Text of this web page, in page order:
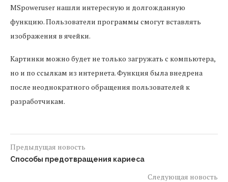
MSpoweruser нашли интересную и долгожданную
функцию. Пользователи программы смогут вставлять
изображения в ячейки.
Картинки можно будет не только загружать с компьютера,
но и по ссылкам из интернета. Функция была внедрена
после неоднократного обращения пользователей к
разработчикам.
Предыдущая новость
Способы предотвращения кариеса
Следующая новость